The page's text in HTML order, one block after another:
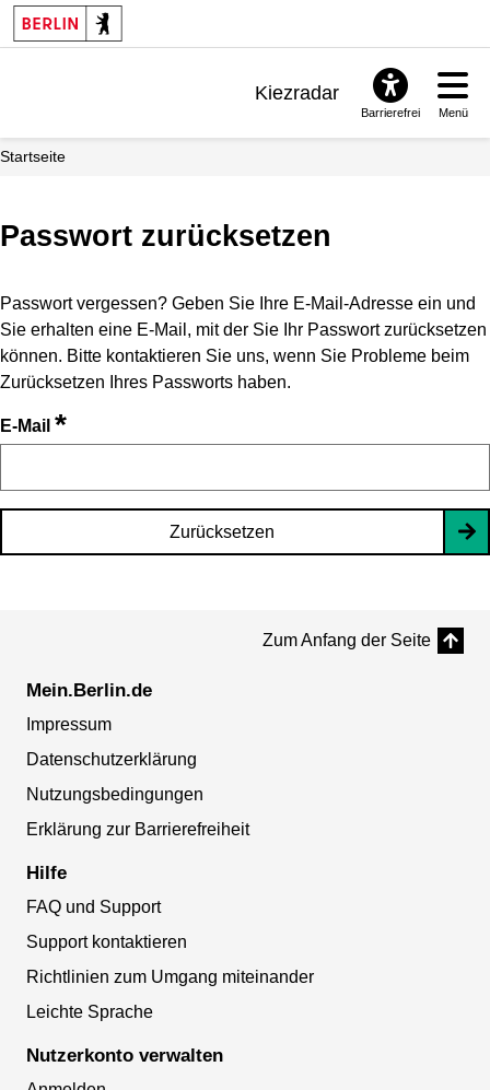
Kiezradar
Barrierefrei Menü
Startseite
Passwort zurücksetzen
Passwort vergessen? Geben Sie Ihre E-Mail-Adresse ein und
Sie erhalten eine E-Mail, mit der Sie Ihr Passwort zurücksetzen
können. Bitte kontaktieren Sie uns, wenn Sie Probleme beim
Zurücksetzen Ihres Passworts haben.
E-Mail *
Zurücksetzen
Zum Anfang der Seite
Mein.Berlin.de
Impressum
Datenschutzerklärung
Nutzungsbedingungen
Erklärung zur Barrierefreiheit
Hilfe
FAQ und Support
Support kontaktieren
Richtlinien zum Umgang miteinander
Leichte Sprache
Nutzerkonto verwalten